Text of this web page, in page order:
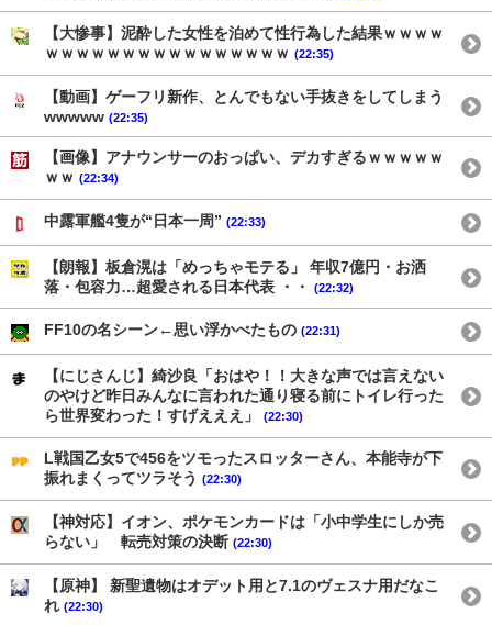
【大惨事】泥酔した女性を泊めて性行為した結果ｗｗｗｗ
ｗｗｗｗｗｗｗｗｗｗｗｗｗｗｗｗ (22:35)
【動画】ゲーフリ新作、とんでもない手抜きをしてしまう
wwwww (22:35)
【画像】アナウンサーのおっぱい、デカすぎるｗｗｗｗｗ
ｗｗ (22:34)
中露軍艦4隻が“日本一周” (22:33)
【朗報】板倉滉は「めっちゃモテる」 年収7億円・お洒
落・包容力…超愛される日本代表 ・・
(22:32)
FF10の名シーン←思い浮かべたもの (22:31)
【にじさんじ】綺沙良「おはや！！大きな声では言えない
のやけど昨日みんなに言われた通り寝る前にトイレ行った
ら世界変わった！すげえええ」
(22:30)
L戦国乙女5で456をツモったスロッターさん、本能寺が下
振れまくってツラそう (22:30)
【神対応】イオン、ポケモンカードは「小中学生にしか売
らない」 転売対策の決断 (22:30)
【原神】 新聖遺物はオデット用と7.1のヴェスナ用だなこ
れ (22:30)